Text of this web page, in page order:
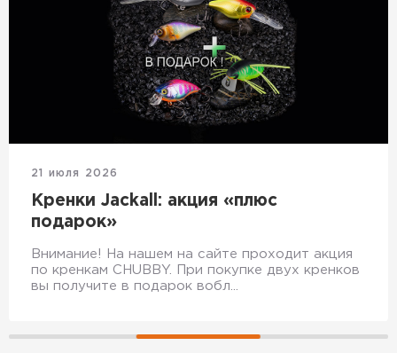
20 июля 2026
Снижаем цены на воблеры Jackall
Мы снижаем цены на воблеры! Все кренки
Chubby по 990 рублей. Micro Tappy и Cherry по
1190 рублей. Прекрасный повод пополнить з...